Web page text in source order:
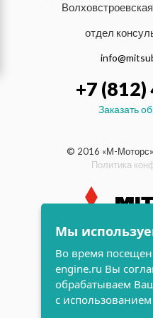
отдел
+7
Заказать
© 2016 «М-
Политика
дизельные
Мы
Во время
engine.ru Вы
обрабатываем
с